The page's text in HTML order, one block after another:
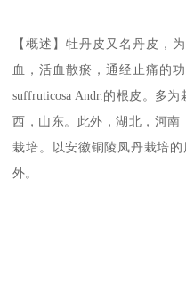
【概述】牡丹皮又名丹皮，
血，活血散瘀，通经止痛的
suffruticosa Andr.的根皮。多
西，山东。此外，湖北，河
栽培。以安徽铜陵凤丹栽培
外。